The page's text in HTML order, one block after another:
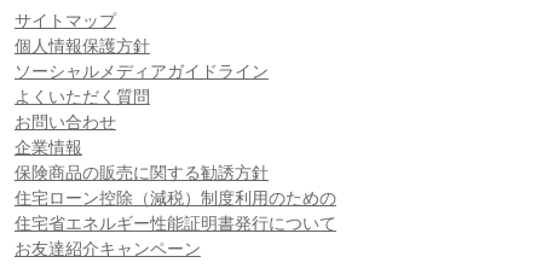
サイトマップ
個人情報保護方針
ソーシャルメディアガイドライン
よくいただく質問
お問い合わせ
企業情報
保険商品の販売に関する勧誘方針
住宅ローン控除（減税）制度利用のための
住宅省エネルギー性能証明書発行について
お友達紹介キャンペーン